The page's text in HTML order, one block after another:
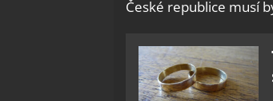
České republice musí